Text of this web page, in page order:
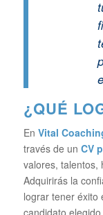
¿QUÉ
En Vital
través de un CV
valores, talentos,
Adquirirás la
lograr tener éxito
candidato elegido.